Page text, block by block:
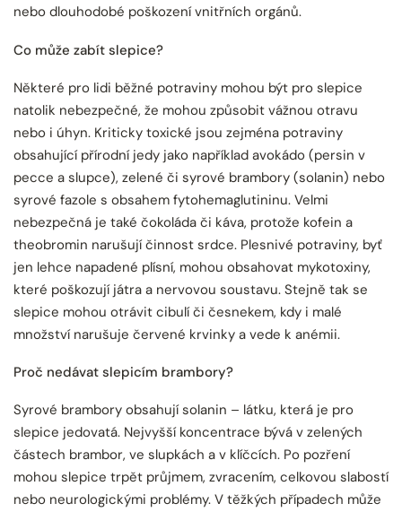
nebo dlouhodobé poškození vnitřních orgánů.
Co může zabít slepice?
Některé pro lidi běžné potraviny mohou být pro slepice
natolik nebezpečné, že mohou způsobit vážnou otravu
nebo i úhyn. Kriticky toxické jsou zejména potraviny
obsahující přírodní jedy jako například avokádo (persin v
pecce a slupce), zelené či syrové brambory (solanin) nebo
syrové fazole s obsahem fytohemaglutininu. Velmi
nebezpečná je také čokoláda či káva, protože kofein a
theobromin narušují činnost srdce. Plesnivé potraviny, byť
jen lehce napadené plísní, mohou obsahovat mykotoxiny,
které poškozují játra a nervovou soustavu. Stejně tak se
slepice mohou otrávit cibulí či česnekem, kdy i malé
množství narušuje červené krvinky a vede k anémii.
Proč nedávat slepicím brambory?
Syrové brambory obsahují solanin – látku, která je pro
slepice jedovatá. Nejvyšší koncentrace bývá v zelených
částech brambor, ve slupkách a v klíčcích. Po pozření
mohou slepice trpět průjmem, zvracením, celkovou slabostí
nebo neurologickými problémy. V těžkých případech může